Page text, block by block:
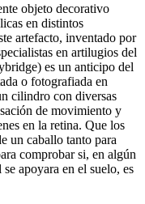
objeto decorativo
en distintos
artefacto, inventado por
en artilugios del
es un anticipo del
o fotografiada en
cilindro con diversas
de movimiento y
en la retina. Que los
un caballo tanto para
comprobar si, en algún
apoyara en el suelo, es